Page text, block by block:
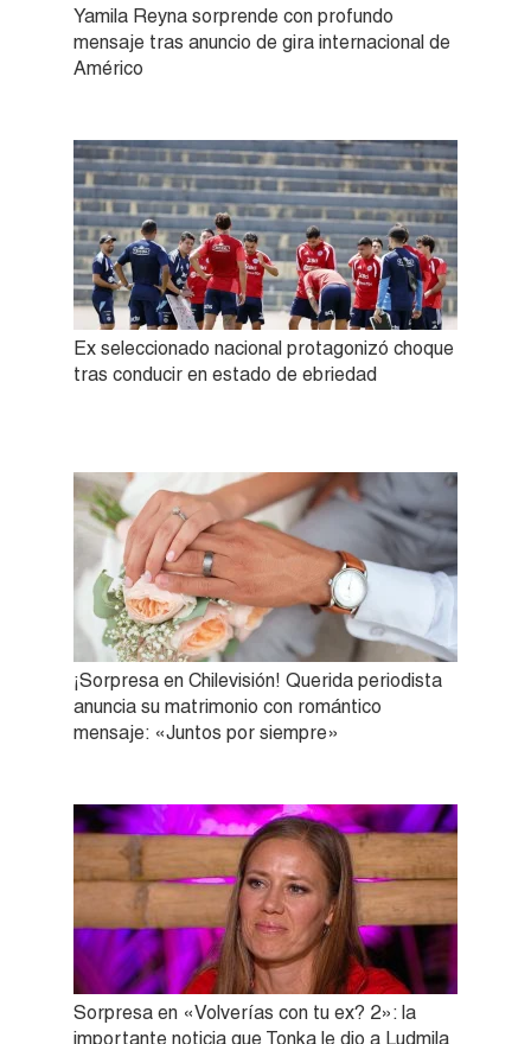
Yamila Reyna sorprende con profundo
mensaje tras anuncio de gira internacional de
Américo
Ex seleccionado nacional protagonizó choque
tras conducir en estado de ebriedad
¡Sorpresa en Chilevisión! Querida periodista
anuncia su matrimonio con romántico
mensaje: «Juntos por siempre»
Sorpresa en «Volverías con tu ex? 2»: la
importante noticia que Tonka le dio a Ludmila